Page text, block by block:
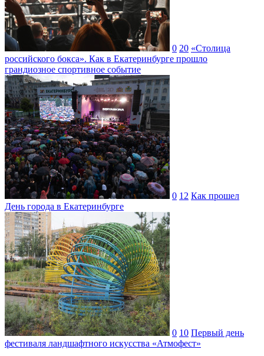
0 20 «Столица
российского бокса». Как в Екатеринбурге прошло
грандиозное спортивное событие
0 12 Как прошел
День города в Екатеринбурге
0 10 Первый день
фестиваля ландшафтного искусства «Атмофест»